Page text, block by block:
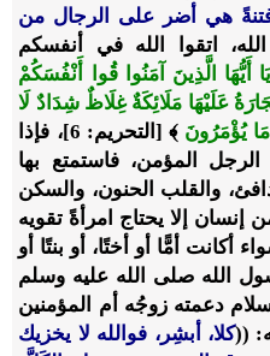
هي أضر على الرجال من
اتقوا الله في أنفسكم
يَا أَيُّهَا الَّذِينَ آمَنُوا قُوا أَنْفُسَكُمْ
عَلَيْهَا مَلَائِكَةٌ غِلَاظٌ شِدَادٌ لَا
يُؤْمَرُونَ
﴾ [التحريم: 6]، فإذا
الرجل المؤمن، فاستمتع بها
والقلب الحنون، والسكن
إنسان إلا يحتاج امرأةً تقويه
أكانت أمًّا أو أختًا، أو بنتًا أو
الله صلى الله عليه وسلم
دعمته زوجُه أم المؤمنين
((كلا، أبشِر، فوالله لا يخزيك